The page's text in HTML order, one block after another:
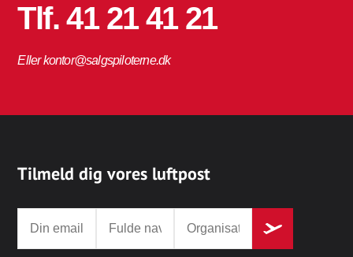
Tilmeld dig vores luftpost
Tlf. 41 21 41 21
Eller kontor@salgspiloterne.dk